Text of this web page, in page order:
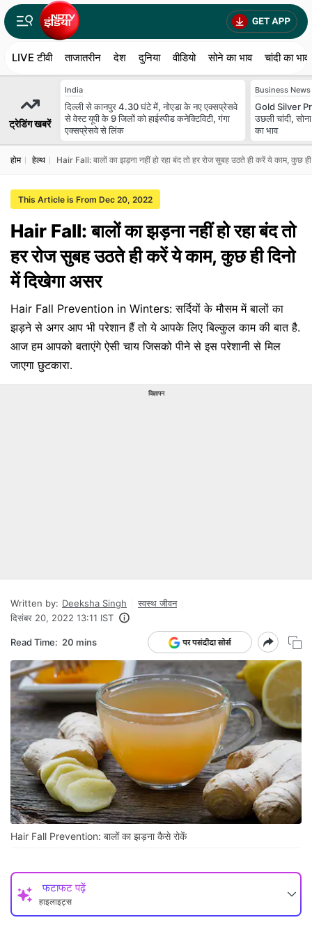
LIVE टीवी ताजातरीन देश दुनिया वीडियो सोने का भाव चांदी का भाव
ट्रेडिंग खबरें
India
दिल्ली से कानपुर 4.30 घंटे में, नोएडा के नए एक्सप्रेसवे
से वेस्ट यूपी के 9 जिलों को हाईस्पीड कनेक्टिविटी, गंगा
एक्सप्रेसवे से लिंक
Business News
Gold Silver
उछली चांदी,
का भाव
होम हेल्‍थ Hair Fall: बालों का झड़ना नहीं हो रहा बंद तो हर रोज सुबह उठते ही करें ये काम, कुछ
This Article is From Dec 20, 2022
Hair Fall: बालों का झड़ना नहीं हो रहा बंद तो
हर रोज सुबह उठते ही करें ये काम, कुछ ही दिनो
में दिखेगा असर
Hair Fall Prevention in Winters: सर्दियों के मौसम में बालों का
झड़ने से अगर आप भी परेशान हैं तो ये आपके लिए बिल्कुल काम की बात है.
आज हम आपको बताएंगे ऐसी चाय जिसको पीने से इस परेशानी से मिल
जाएगा छुटकारा.
विज्ञापन
Written by: Deeksha Singh
स्वस्थ जीवन
दिसंबर 20, 2022 13:11 IST
Read Time: 20 mins
Hair Fall Prevention: बालों का झड़ना कैसे रोकें
फटाफट पढ़ें
हाइलाइट्स